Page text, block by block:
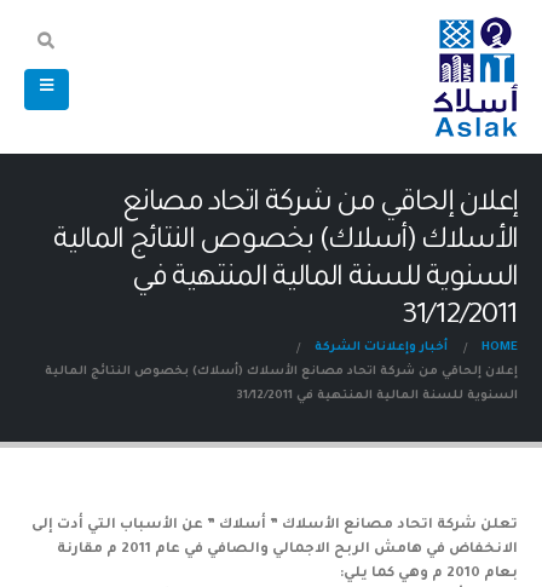
إعلان إلحاقي من شركة اتحاد مصانع
الأسلاك (أسلاك) بخصوص النتائج المالية
السنوية للسنة المالية المنتهية في
31/12/2011
HOME
أخبار وإعلانات الشركة
إعلان إلحاقي من شركة اتحاد مصانع الأسلاك (أسلاك) بخصوص النتائج المالية
السنوية للسنة المالية المنتهية في 31/12/2011
تعلن شركة اتحاد مصانع الأسلاك ” أسلاك ” عن الأسباب التي أدت إلى
الانخفاض في هامش الربح الاجمالي والصافي في عام 2011 م مقارنة
بعام 2010 م وهي كما يلي: